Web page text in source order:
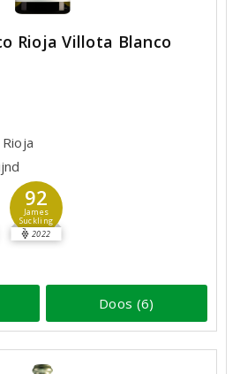
Rioja Villota Blanco
92
James
Suckling
2022
Doos (6)